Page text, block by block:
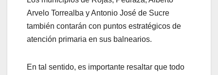
Arvelo Torrealba y Antonio José de Sucre
también contarán con puntos estratégicos de
atención primaria en sus balnearios.
En tal sentido, es importante resaltar que todo